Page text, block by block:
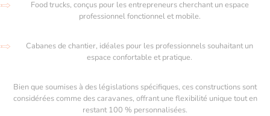
Food trucks, conçus pour les entrepreneurs cherchant un espace
professionnel fonctionnel et mobile.
Cabanes de chantier, idéales pour les professionnels souhaitant un
espace confortable et pratique.
Bien que soumises à des législations spécifiques, ces constructions sont
considérées comme des caravanes, offrant une flexibilité unique tout en
restant 100 % personnalisées.